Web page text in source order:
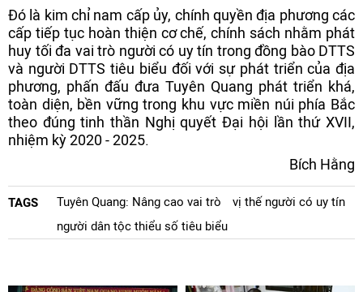
Đó là kim chỉ nam cấp ủy, chính quyền địa phương các
cấp tiếp tục hoàn thiện cơ chế, chính sách nhằm phát
huy tối đa vai trò người có uy tín trong đồng bào DTTS
và người DTTS tiêu biểu đối với sự phát triển của địa
phương, phấn đấu đưa Tuyên Quang phát triển khá,
toàn diện, bền vững trong khu vực miền núi phía Bắc
theo đúng tinh thần Nghị quyết Đại hội lần thứ XVII,
nhiệm kỳ 2020 - 2025.
Bích Hằng
TAGS Tuyên Quang: Nâng cao vai trò
vị thế người có uy tín
người dân tộc thiểu số tiêu biểu